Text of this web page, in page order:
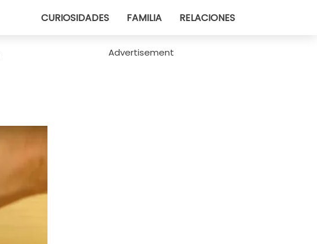
CURIOSIDADES FAMILIA RELACIONES
Advertisement